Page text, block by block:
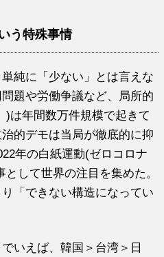
う特殊事情
純に「少ない」とは言えな
題や労働争議など、局所的
)は年間数万件規模で起きて
的デモは当局が徹底的に抑
年の白紙運動(ゼロコロナ
して世界の注目を集めた。
「できない構造になってい
いえば、韓国＞台湾＞日